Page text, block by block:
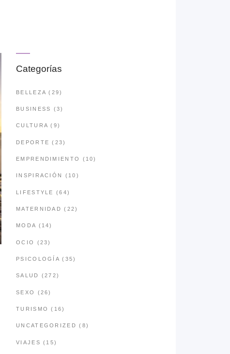
Categorías
BELLEZA (29)
BUSINESS (3)
CULTURA (9)
DEPORTE (23)
EMPRENDIMIENTO (10)
INSPIRACIÓN (10)
LIFESTYLE (64)
MATERNIDAD (22)
MODA (14)
OCIO (23)
PSICOLOGÍA (35)
SALUD (272)
SEXO (26)
TURISMO (16)
UNCATEGORIZED (8)
VIAJES (15)